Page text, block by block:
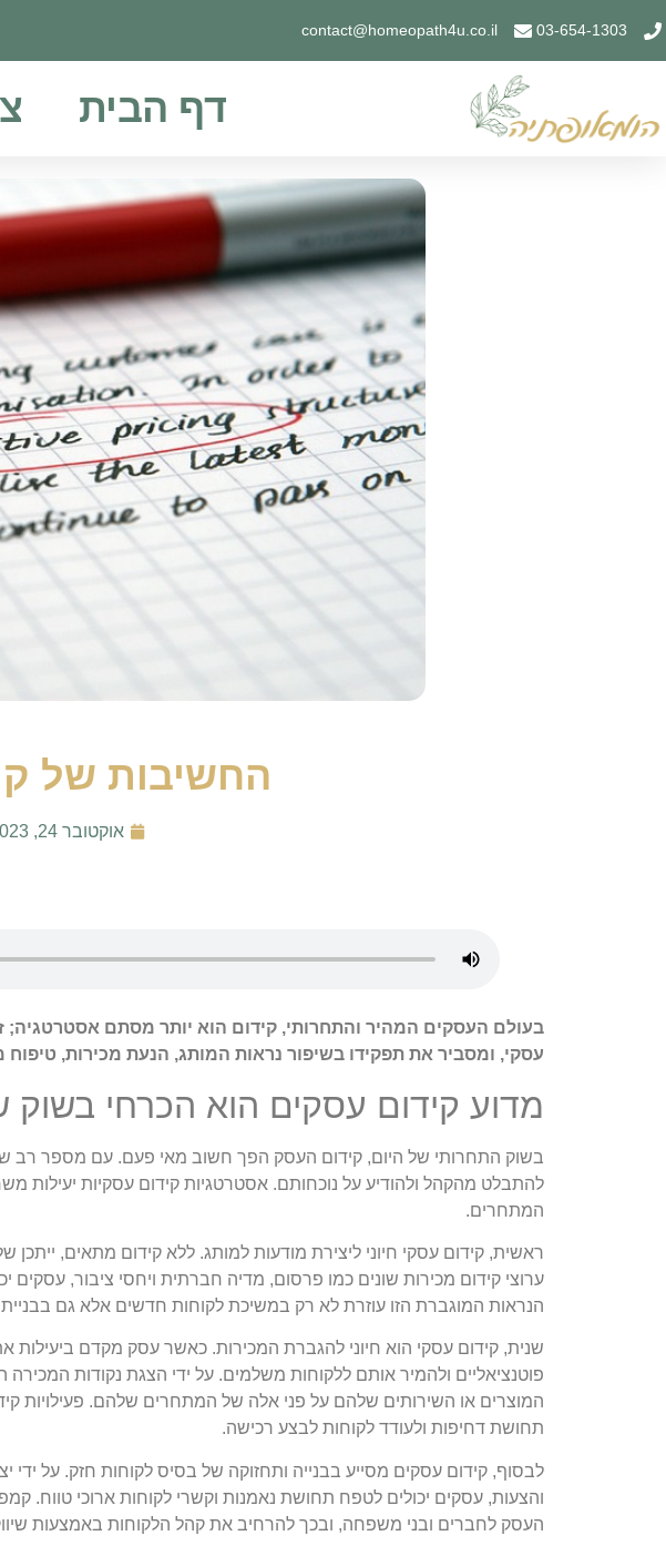
03-654-1303
contact@homeopath4u.co.il
דף הבית
החשיבות של
אוקטובר 24, 2023
בעולם העסקים המהיר והתחרותי, קידום הוא יותר מסתם אסטרטגיה;
עסקי, ומסביר את תפקידו בשיפור נראות המותג, הנעת מכירות,
מדוע קידום עסקים הוא הכרחי בשוק
בשוק התחרותי של היום, קידום העסק הפך חשוב מאי פעם. עם מספר רב
להתבלט מהקהל ולהודיע על נוכחותם. אסטרטגיות קידום עסקיות יעילות
המתחרים.
ראשית, קידום עסקי חיוני ליצירת מודעות למותג. ללא קידום מתאים, ייתכן
ערוצי קידום מכירות שונים כמו פרסום, מדיה חברתית ויחסי ציבור,
הנראות המוגברת הזו עוזרת לא רק במשיכת לקוחות חדשים אלא גם בבניית
שנית, קידום עסקי הוא חיוני להגברת המכירות. כאשר עסק מקדם ביעילות
פוטנציאליים ולהמיר אותם ללקוחות משלמים. על ידי הצגת נקודות
המוצרים או השירותים שלהם על פני אלה של המתחרים שלהם. פעילויות
תחושת דחיפות ולעודד לקוחות לבצע רכישה.
לבסוף, קידום עסקים מסייע בבנייה ותחזוקה של בסיס לקוחות חזק. על
והצעות, עסקים יכולים לטפח תחושת נאמנות וקשרי לקוחות ארוכי טווח.
העסק לחברים ובני משפחה, ובכך להרחיב את קהל הלקוחות באמצעות